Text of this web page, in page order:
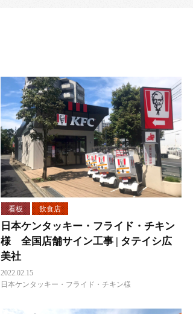
看板 飲食店
日本ケンタッキー・フライド・チキン
様 全国店舗サイン工事 | タテイシ広
美社
2022.02.15
日本ケンタッキー・フライド・チキン様